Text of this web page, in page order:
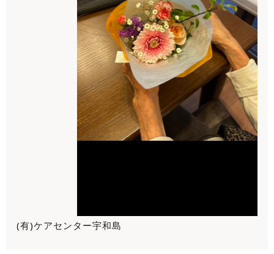
(有)ケアセンター宇和島